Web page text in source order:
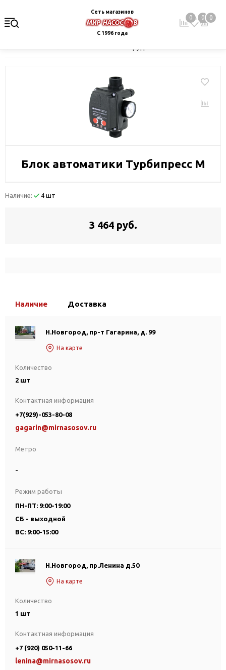
Сеть магазинов
С 1996 года
0 0 0
Блок автоматики Турбипресс М
Наличие: 4 шт
3 464 руб.
Наличие Доставка
Н.Новгород, пр-т Гагарина, д. 99
На карте
Количество
2 шт
Метро
-
Контактная информация
+7(929)-053-80-08
gagarin@mirnasosov.ru
Режим работы
ПН-ПТ: 9:00-19:00
СБ - выходной
ВС: 9:00-15:00
Н.Новгород, пр.Ленина д.50
На карте
Количество
1 шт
Контактная информация
+7 (920) 050-11-66
lenina@mirnasosov.ru